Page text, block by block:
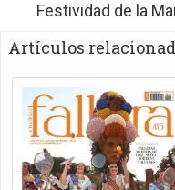
Festividad de la
Artículos